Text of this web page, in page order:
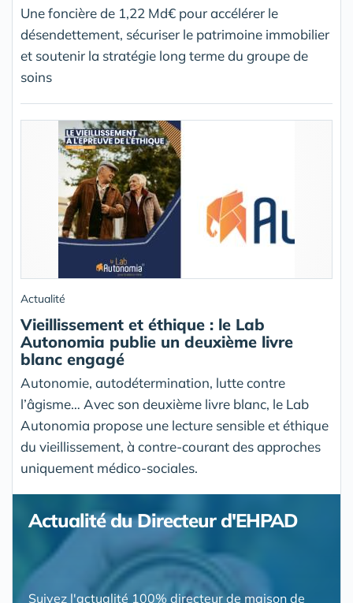
Une foncière de 1,22 Md€ pour accélérer le
désendettement, sécuriser le patrimoine immobilier
et soutenir la stratégie long terme du groupe de
soins
Actualité
Vieillissement et éthique : le Lab
Autonomia publie un deuxième livre
blanc engagé
Autonomie, autodétermination, lutte contre
l’âgisme… Avec son deuxième livre blanc, le Lab
Autonomia propose une lecture sensible et éthique
du vieillissement, à contre-courant des approches
uniquement médico-sociales.
Actualité du Directeur d'EHPAD
Suivez l'actualité 100% directeur de maison de